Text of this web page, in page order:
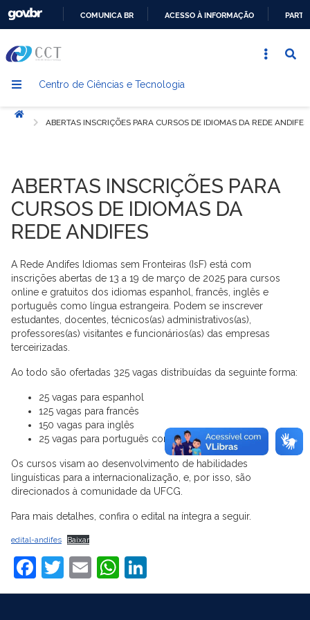
CONTEÚDO
COMUNICA BR ACESSO À INFORMAÇÃO
Centro de Ciências e Tecnologia
Início
ABERTAS INSCRIÇÕES PARA CURSOS DE IDIOMAS DA REDE ANDIFES
ABERTAS INSCRIÇÕES PARA
CURSOS DE IDIOMAS DA
REDE ANDIFES
A Rede Andifes Idiomas sem Fronteiras (IsF) está com
inscrições abertas de 13 a 19 de março de 2025 para cursos
online e gratuitos dos idiomas espanhol, francês, inglês e
português como língua estrangeira. Podem se inscrever
estudantes, docentes, técnicos(as) administrativos(as),
professores(as) visitantes e funcionários(as) das empresas
terceirizadas.
Ao todo são ofertadas 325 vagas distribuídas da seguinte forma:
25 vagas para espanhol
125 vagas para francês
150 vagas para inglês
25 vagas para português como língua estrangeira
Os cursos visam ao desenvolvimento de habilidades
linguísticas para a internacionalização, e, por isso, são
direcionados à comunidade da UFCG.
Para mais detalhes, confira o edital na íntegra a seguir.
edital-andifes Baixar
Facebook
Twitter
EmailWhatsApp